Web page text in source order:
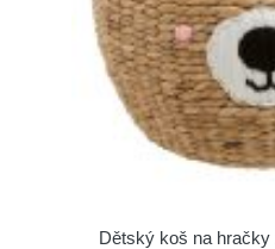
Dětský koš na